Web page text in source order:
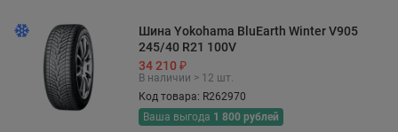
Шина Yokohama BluEarth Winter V905
245/40 R21 100V
34 210 ₽
В наличии > 12 шт.
Код товара: R262970
Ваша выгода 1 800 рублей